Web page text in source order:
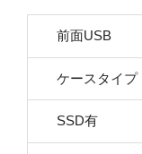
前面USB
ケースタイプ
SSD有